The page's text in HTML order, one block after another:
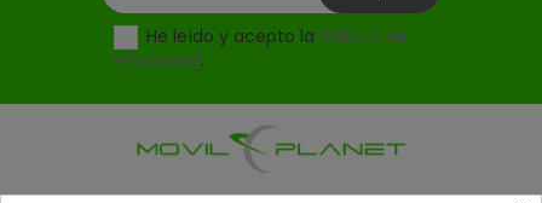
He leído y acepto la Política de
Privacidad.